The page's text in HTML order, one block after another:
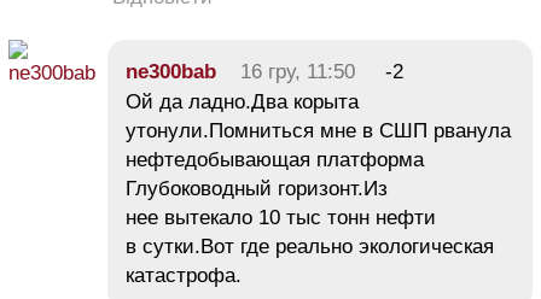
ne300bab 16 гру, 11:50
-2
Ой да ладно.Два корыта
утонули.Помниться мне в СШП рванула
нефтедобывающая платформа
Глубоководный горизонт.Из
нее вытекало 10 тыс тонн нефти
в сутки.Вот где реально экологическая
катастрофа.